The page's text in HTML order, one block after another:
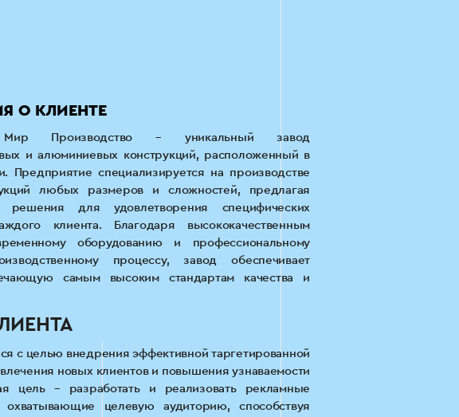
О КЛИЕНТЕ
Мир Производство – уникальный завод
и алюминиевых конструкций, расположенный в
Предприятие специализируется на производстве
любых размеров и сложностей, предлагая
решения для удовлетворения специфических
клиента. Благодаря высококачественным
оборудованию и профессиональному
процессу, завод обеспечивает
самым высоким стандартам качества и
с целью внедрения эффективной таргетированной
новых клиентов и повышения узнаваемости
цель – разработать и реализовать рекламные
охватывающие целевую аудиторию, способствуя